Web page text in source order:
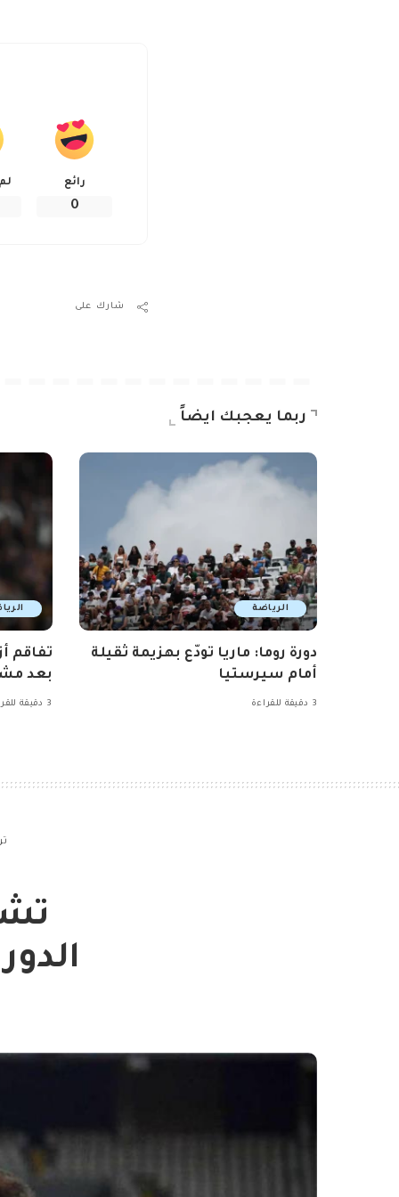
رائع
0
شارك على
ربما يعجبك ايضاً
الرياضة
دورة روما: ماريا تودّع بهزيمة ثقيلة
أمام سيرستيا
3 دقيقة للقراءة
تفاقم
بعد
3 دقيقة للقراءة